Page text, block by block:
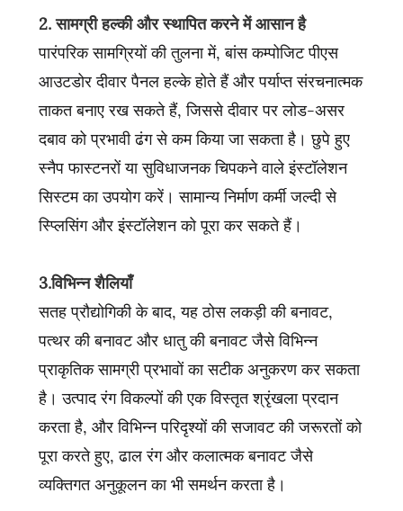
2. सामग्री हल्की और स्थापित करने में आसान है
पारंपरिक सामग्रियों की तुलना में, बांस कम्पोजिट पीएस
आउटडोर दीवार पैनल हल्के होते हैं और पर्याप्त संरचनात्मक
ताकत बनाए रख सकते हैं, जिससे दीवार पर लोड-असर
दबाव को प्रभावी ढंग से कम किया जा सकता है। छुपे हुए
स्नैप फास्टनरों या सुविधाजनक चिपकने वाले इंस्टॉलेशन
सिस्टम का उपयोग करें। सामान्य निर्माण कर्मी जल्दी से
स्प्लिसिंग और इंस्टॉलेशन को पूरा कर सकते हैं।
3.विभिन्न शैलियाँ
सतह प्रौद्योगिकी के बाद, यह ठोस लकड़ी की बनावट,
पत्थर की बनावट और धातु की बनावट जैसे विभिन्न
प्राकृतिक सामग्री प्रभावों का सटीक अनुकरण कर सकता
है। उत्पाद रंग विकल्पों की एक विस्तृत श्रृंखला प्रदान
करता है, और विभिन्न परिदृश्यों की सजावट की जरूरतों को
पूरा करते हुए, ढाल रंग और कलात्मक बनावट जैसे
व्यक्तिगत अनुकूलन का भी समर्थन करता है।